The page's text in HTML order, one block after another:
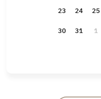
23
24 25
30
31 1